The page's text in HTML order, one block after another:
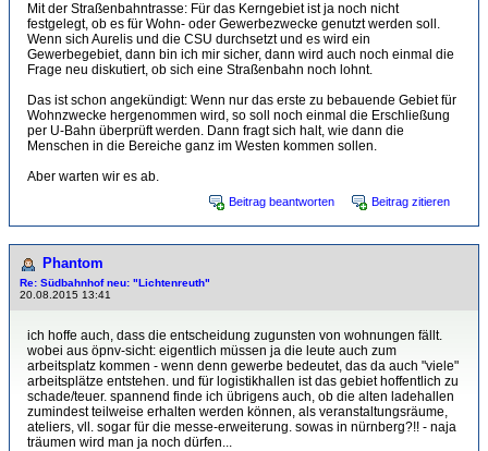
Mit der Straßenbahntrasse: Für das Kerngebiet ist ja noch nicht
festgelegt, ob es für Wohn- oder Gewerbezwecke genutzt werden soll.
Wenn sich Aurelis und die CSU durchsetzt und es wird ein
Gewerbegebiet, dann bin ich mir sicher, dann wird auch noch einmal die
Frage neu diskutiert, ob sich eine Straßenbahn noch lohnt.
Das ist schon angekündigt: Wenn nur das erste zu bebauende Gebiet für
Wohnzwecke hergenommen wird, so soll noch einmal die Erschließung
per U-Bahn überprüft werden. Dann fragt sich halt, wie dann die
Menschen in die Bereiche ganz im Westen kommen sollen.
Aber warten wir es ab.
Beitrag beantworten Beitrag zitieren
Phantom
Re: Südbahnhof neu: "Lichtenreuth"
20.08.2015 13:41
ich hoffe auch, dass die entscheidung zugunsten von wohnungen fällt.
wobei aus öpnv-sicht: eigentlich müssen ja die leute auch zum
arbeitsplatz kommen - wenn denn gewerbe bedeutet, das da auch "viele"
arbeitsplätze entstehen. und für logistikhallen ist das gebiet hoffentlich zu
schade/teuer. spannend finde ich übrigens auch, ob die alten ladehallen
zumindest teilweise erhalten werden können, als veranstaltungsräume,
ateliers, vll. sogar für die messe-erweiterung. sowas in nürnberg?!! - naja
träumen wird man ja noch dürfen...